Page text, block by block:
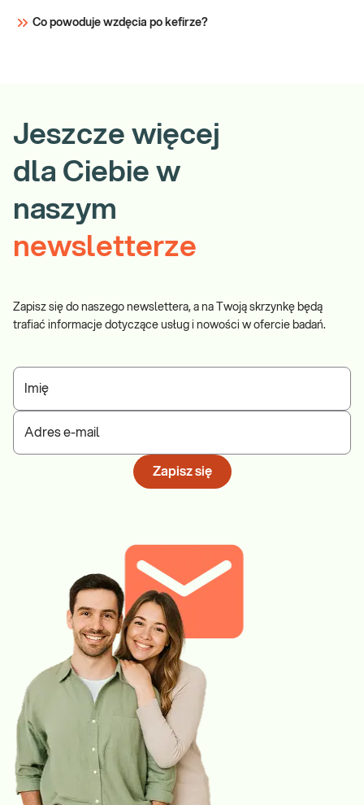
Co powoduje wzdęcia po kefirze?
Jeszcze więcej
dla Ciebie w
naszym
newsletterze
Zapisz się do naszego newslettera, a na Twoją skrzynkę będą
trafiać informacje dotyczące usług i nowości w ofercie badań.
Imię
Adres e-mail
Zapisz się